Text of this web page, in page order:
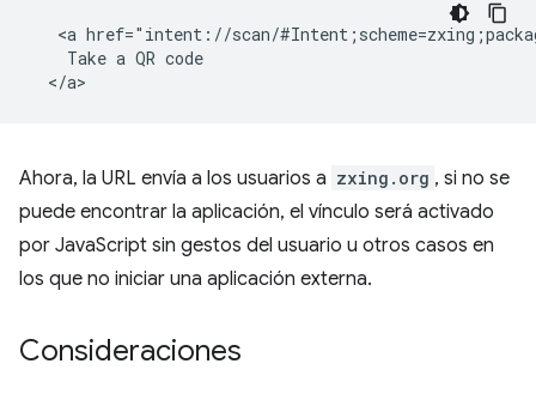
<a href="intent://scan/
    Take a QR code
Ahora, la URL envía a los usuarios a zxing.org , si no se
puede encontrar la aplicación, el vínculo será activado
por JavaScript sin gestos del usuario u otros casos en
los que no iniciar una aplicación externa.
Consideraciones